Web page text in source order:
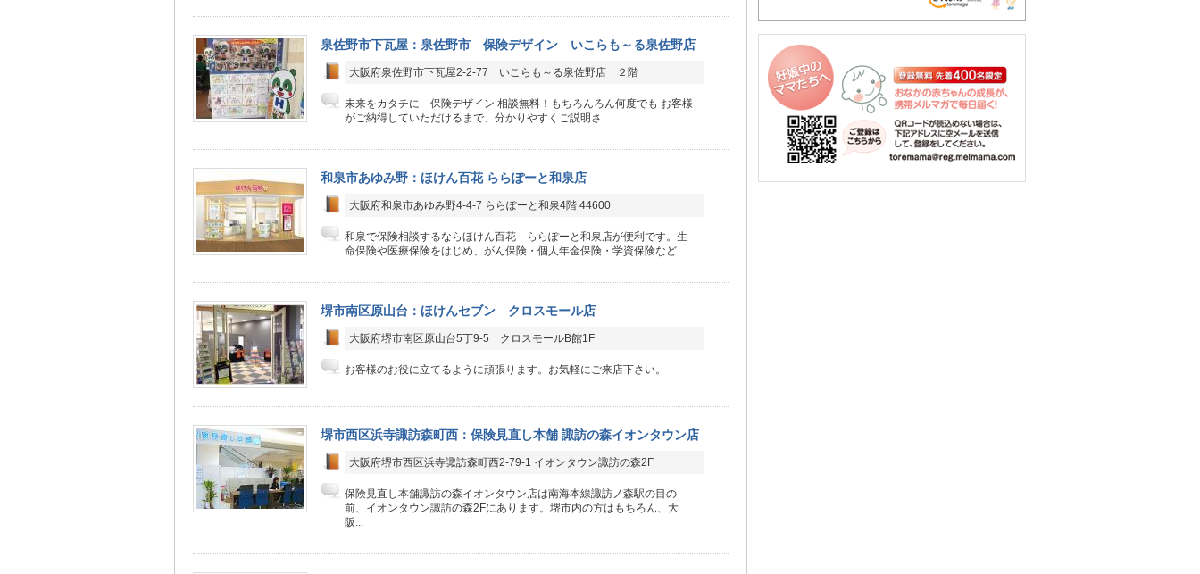
泉佐野市下瓦屋：泉佐野市 保険デザイン いこらも～る泉佐野店
大阪府泉佐野市下瓦屋2-2-77 いこらも～る泉佐野店 ２階
未来をカタチに 保険デザイン 相談無料！もちろんろん何度でも お客様
がご納得していただけるまで、分かりやすくご説明さ...
和泉市あゆみ野：ほけん百花 ららぽーと和泉店
大阪府和泉市あゆみ野4-4-7 ららぽーと和泉4階 44600
和泉で保険相談するならほけん百花 ららぽーと和泉店が便利です。生
命保険や医療保険をはじめ、がん保険・個人年金保険・学資保険など...
堺市南区原山台：ほけんセブン クロスモール店
大阪府堺市南区原山台5丁9-5 クロスモールB館1F
お客様のお役に立てるように頑張ります。お気軽にご来店下さい。
堺市西区浜寺諏訪森町西：保険見直し本舗 諏訪の森イオンタウン店
大阪府堺市西区浜寺諏訪森町西2-79-1 イオンタウン諏訪の森2F
保険見直し本舗諏訪の森イオンタウン店は南海本線諏訪ノ森駅の目の
前、イオンタウン諏訪の森2Fにあります。堺市内の方はもちろん、大
阪...